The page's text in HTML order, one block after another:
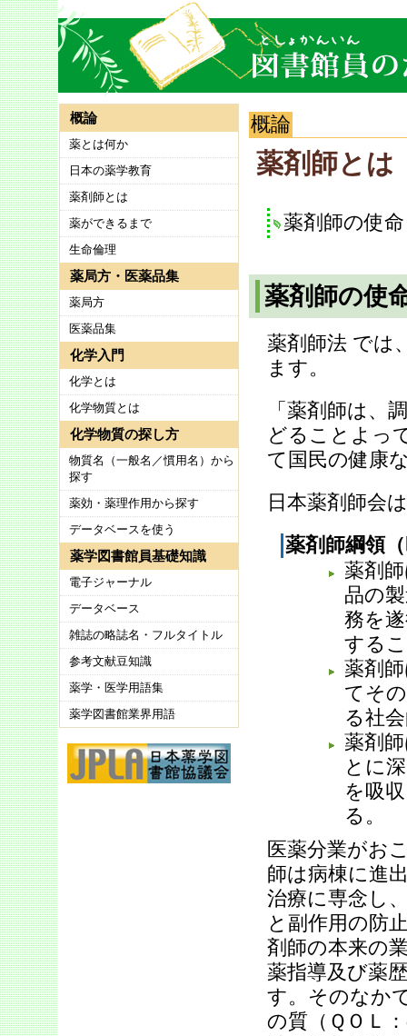
概論
薬剤師とは
薬剤師の使
薬剤師の使
薬剤師法 では
ます。
「薬剤師は、
どることよっ
て国民の健康
日本薬剤師会
薬剤師綱領
薬剤
品の
務を
する
薬剤
てそ
る社
薬剤
とに
を吸
る。
医薬分業がお
師は病棟に進
治療に専念し
と副作用の防
剤師の本来の
薬指導及び薬
す。そのなか
の質（ＱＯＬ
概論
薬とは何か
日本の薬学教育
薬剤師とは
薬ができるまで
生命倫理
薬局方・医薬品集
薬局方
医薬品集
化学入門
化学とは
化学物質とは
化学物質の探し方
物質名（一般名／慣用名）から
探す
薬効・薬理作用から探す
データベースを使う
薬学図書館員基礎知識
電子ジャーナル
データベース
雑誌の略誌名・フルタイトル
参考文献豆知識
薬学・医学用語集
薬学図書館業界用語